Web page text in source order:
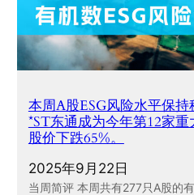
本周A股ESG风险水平保
*ST东通成为今年第12家
股价下跌65%。
2025年9月22日
当周简评 本周共有277只A股的